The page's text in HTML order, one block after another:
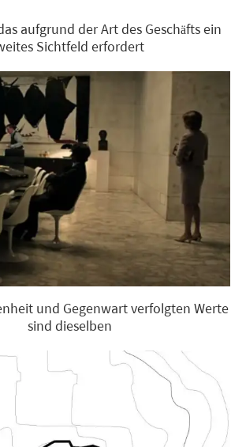
aufgrund der Art des Geschäfts ein
Sichtfeld erfordert
und Gegenwart verfolgten Werte
sind dieselben